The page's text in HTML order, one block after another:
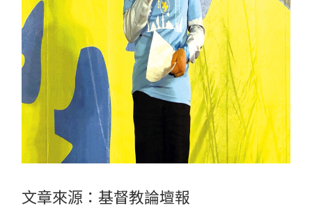
文章來源：基督教論壇報